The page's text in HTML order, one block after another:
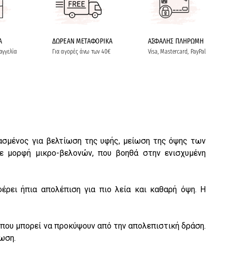
ΔΩΡΕΑΝ ΜΕΤΑΦΟΡΙΚΑ
Για αγορές άνω των 40€
ΑΣΦΑΛΗΣ ΠΛΗΡΩΜΗ
Visa, Mastercard, PayPal
για βελτίωση της υφής, μείωση της όψης των
μορφή μικρο-βελονών, που βοηθά στην ενισχυμένη
ήπια απολέπιση για πιο λεία και καθαρή όψη. Η
μπορεί να προκύψουν από την απολεπιστική δράση.